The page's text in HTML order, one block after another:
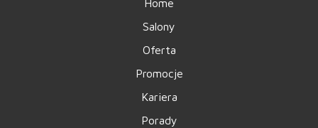
Home
Salony
Oferta
Promocje
Kariera
Porady